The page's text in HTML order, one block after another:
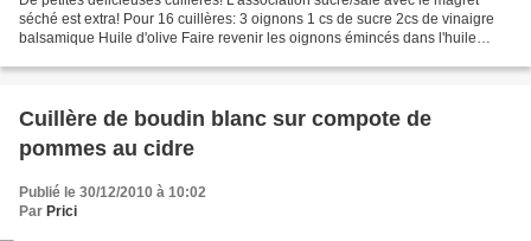
séché est extra! Pour 16 cuillères: 3 oignons 1 cs de sucre 2cs de vinaigre
balsamique Huile d'olive Faire revenir les oignons émincés dans l'huile
Cuillère de boudin blanc sur compote de
pommes au cidre
Publié le 30/12/2010 à 10:02
Par Prici